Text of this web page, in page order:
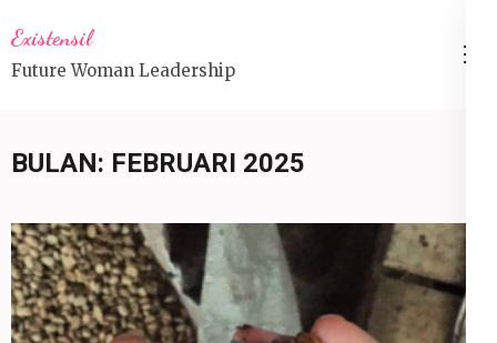
ke
konten
Existensil
Future Woman Leadership
BULAN: FEBRUARI 2025